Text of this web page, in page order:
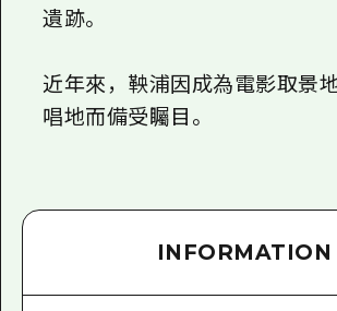
遺跡。
近年來，鞅浦因成為電影取景
唱地而備受矚目。
INFORMATION